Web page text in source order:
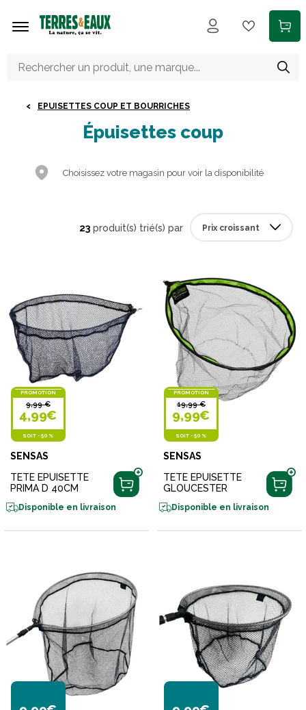
EPUISETTES COUP ET BOURRICHES
Épuisettes coup
Choisissez votre magasin pour voir la disponibilité
23 produit(s) trié(s) par
PROMOTION
9,99 €
4,99€
SOIT -50 %
SENSAS
TETE EPUISETTE
PRIMA D 40CM
Disponible en livraison
PROMOTION
19,99 €
9,99€
SOIT -50 %
SENSAS
TETE EPUISETTE
GLOUCESTER
Disponible en livraison